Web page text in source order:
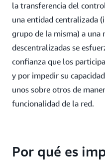
la transferencia del
una entidad centralizada
grupo de la misma) a una
descentralizadas se
confianza que los
y por impedir su
unos sobre otros de
funcionalidad de la red.
Por qué es